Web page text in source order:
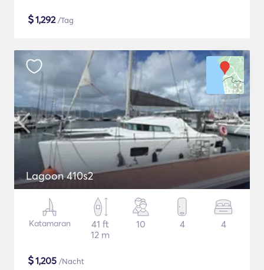
$1,292/Tag
Lagoon 410s2
Katamaran
41 ft
12 m
10 4 4
$1,205 /Nacht